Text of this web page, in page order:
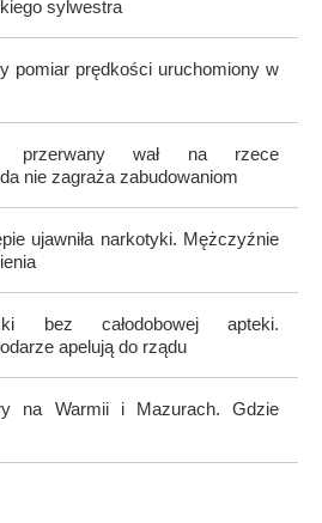
sylwestra
pomiar prędkości uruchomiony w
przerwany wał na rzece
nie zagraża zabudowaniom
ujawniła narkotyki. Mężczyźnie
bez całodobowej apteki.
apelują do rządu
na Warmii i Mazurach. Gdzie